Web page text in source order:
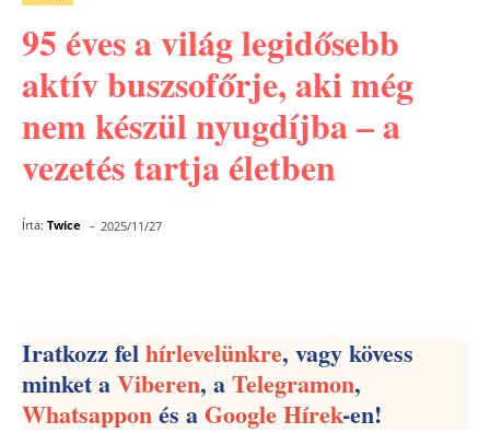
95 éves a világ legidősebb
aktív buszsofőrje, aki még
nem készül nyugdíjba – a
vezetés tartja életben
Írta: Twice - 2025/11/27
Iratkozz felhírlevelünkre, vagy kövess
minket aViberen, aTelegramon,
Whatsapponés aGoogle Hírek-en!